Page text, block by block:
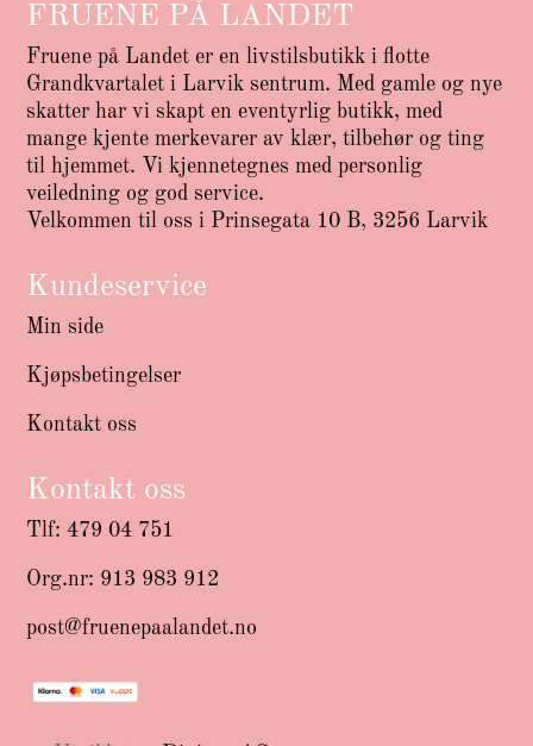
FRUENE PÅ LANDET
Fruene på Landet er en livstilsbutikk i flotte
Grandkvartalet i Larvik sentrum. Med gamle og nye
skatter har vi skapt en eventyrlig butikk, med
mange kjente merkevarer av klær, tilbehør og ting
til hjemmet. Vi kjennetegnes med personlig
veiledning og god service.
Velkommen til oss i Prinsegata 10 B, 3256 Larvik
Kundeservice
Min side
Kjøpsbetingelser
Kontakt oss
Kontakt oss
Tlf: 479 04 751
Org.nr: 913 983 912
post@fruenepaalandet.no